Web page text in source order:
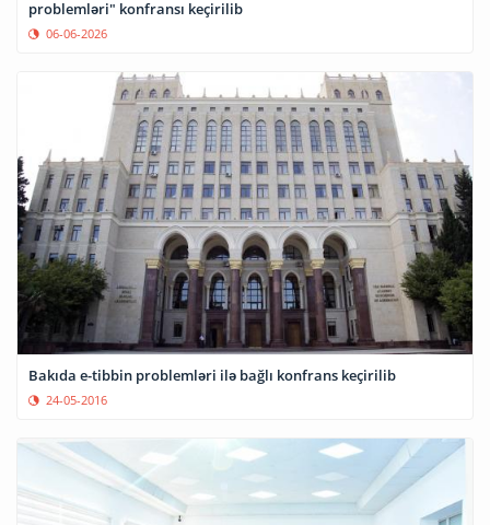
problemləri" konfransı keçirilib
06-06-2026
Bakıda e-tibbin problemləri ilə bağlı konfrans keçirilib
24-05-2016